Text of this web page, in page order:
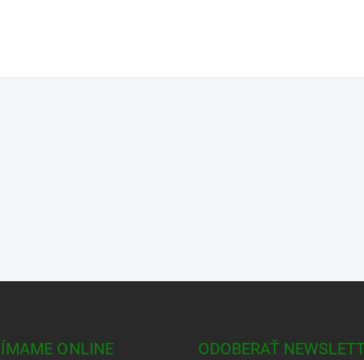
ONLINE
ODOBERAŤ